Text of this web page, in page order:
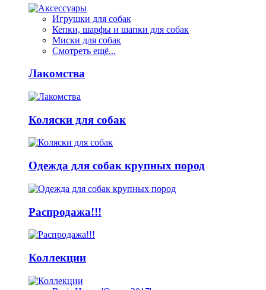
Игрушки для собак
Кепки, шарфы и шапки для собак
Миски для собак
Смотреть ещё...
Лакомства
Коляски для собак
Одежда для собак крупных пород
Распродажа!!!
Коллекции